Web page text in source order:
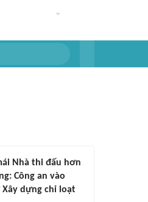
Nhà thi đấu hơn
Công an vào
Xây dựng chỉ loạt